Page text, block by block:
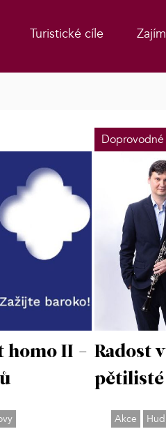
Turistické cíle
homo II -
Doprovodné
Radost
Akce